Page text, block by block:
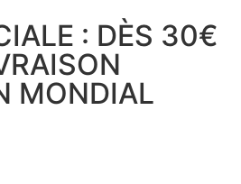
: DÈS 30€
MONDIAL